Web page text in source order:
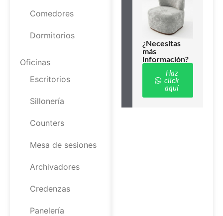
Comedores
Dormitorios
Oficinas
Escritorios
Sillonería
Counters
Mesa de sesiones
Archivadores
Credenzas
Panelería
¿Necesitas
más
información?
Haz
click
aquí